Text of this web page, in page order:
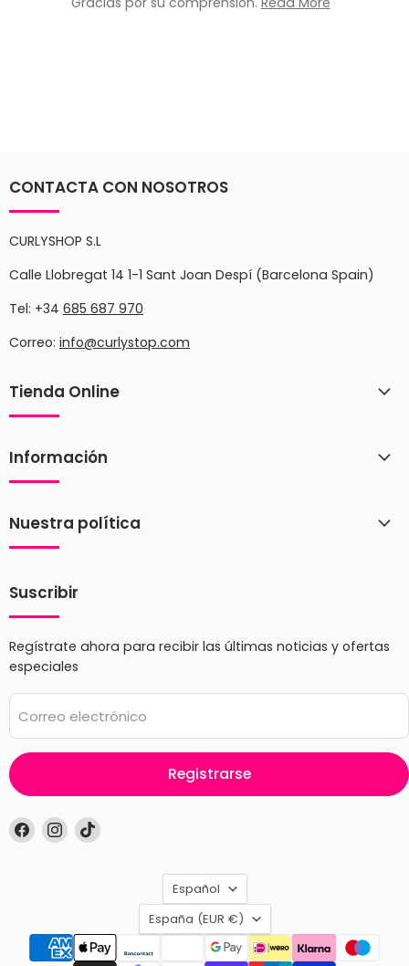
CONTACTA CON NOSOTROS
CURLYSHOP S.L
Calle Llobregat 14 1-1 Sant Joan Despí (Barcelona Spain)
Tel: +34 685 687 970
Correo: info@curlystop.com
Tienda Online
Información
Nuestra política
Suscribir
Regístrate ahora para recibir las últimas noticias y ofertas
especiales
Correo electrónico
Registrarse
Encuéntrenos
en
Encuéntrenos
en
Encuéntrenos
Idioma
Español
País
España (EUR €)